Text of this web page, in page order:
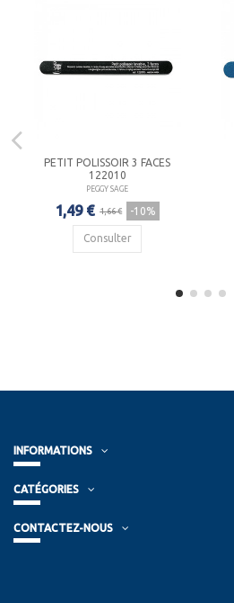
PETIT POLISSOIR 3 FACES
122010
PEGGY SAGE
1,49 € 1,66 € -10%
Consulter
INFORMATIONS
CATÉGORIES
CONTACTEZ-NOUS